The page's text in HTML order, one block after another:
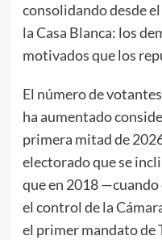
consolidando desde
la Casa Blanca: los
motivados que los
El número de
ha aumentado
primera mitad de
electorado que se
que en 2018
el control de la
el primer mandato de